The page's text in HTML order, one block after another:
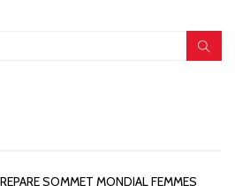
SOMMET MONDIAL FEMMES